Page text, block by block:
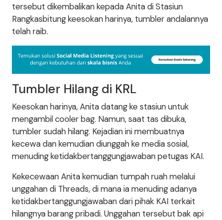
tersebut dikembalikan kepada Anita di Stasiun
Rangkasbitung keesokan harinya, tumbler andalannya
telah raib.
Tumbler Hilang di KRL
Keesokan harinya, Anita datang ke stasiun untuk
mengambil cooler bag. Namun, saat tas dibuka,
tumbler sudah hilang. Kejadian ini membuatnya
kecewa dan kemudian diunggah ke media sosial,
menuding ketidakbertanggungjawaban petugas KAI.
Kekecewaan Anita kemudian tumpah ruah melalui
unggahan di Threads, di mana ia menuding adanya
ketidakbertanggungjawaban dari pihak KAI terkait
hilangnya barang pribadi. Unggahan tersebut bak api